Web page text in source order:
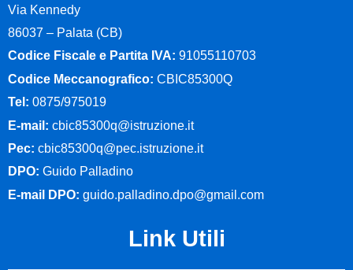
Via Kennedy
86037 – Palata (CB)
Codice Fiscale e Partita IVA: 91055110703
Codice Meccanografico: CBIC85300Q
Tel: 0875/975019
E-mail: cbic85300q@istruzione.it
Pec: cbic85300q@pec.istruzione.it
DPO: Guido Palladino
E-mail DPO: guido.palladino.dpo@gmail.com
Link Utili